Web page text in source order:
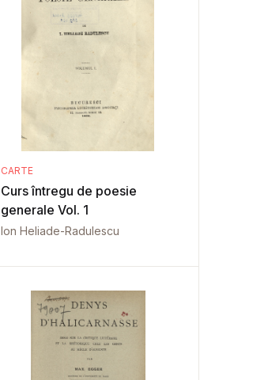
CARTE
Curs întregu de poesie
generale Vol. 1
Ion Heliade-Radulescu